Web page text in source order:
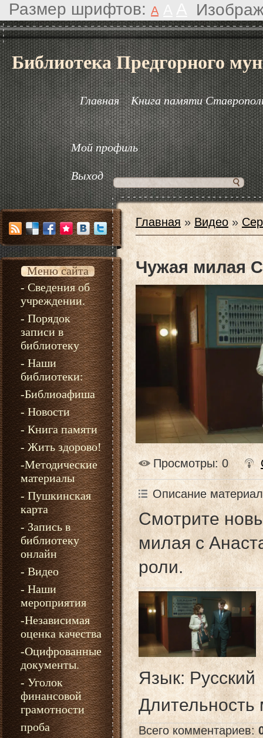
Размер шрифтов: A
Библиотека Предгорного
Главная Книга памяти
Мой профиль
Выход
Меню сайта
- Сведения об
учреждении.
- Порядок
записи в
библиотеку
- Наши
библиотеки:
-Библиоафиша
- Новости
- Книга памяти
- Жить здорово!
-Методические
материалы
- Пушкинская
карта
- Запись в
библиотеку
онлайн
- Видео
- Наши
мероприятия
-Независимая
оценка качества
-Оцифрованные
документы.
- Уголок
финансовой
грамотности
проба
Главная »Видео »
Чужая милая
Просмотры: 0
Описание
Смотрите
милая с
роли.
Язык: Русский
Длительность
Всего комментариев: